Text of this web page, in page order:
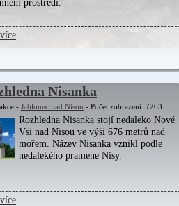
Nisanka
- Jablonec nad Nisou - Počet zobrazení: 7263
Rozhledna Nisanka stojí nedaleko Nové
Vsi nad Nisou ve výši 676 metrů nad
mořem. Název Nisanka vznikl podle
nedalekého pramene Nisy.